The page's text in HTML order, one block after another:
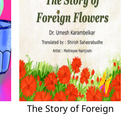
The Story of Foreign